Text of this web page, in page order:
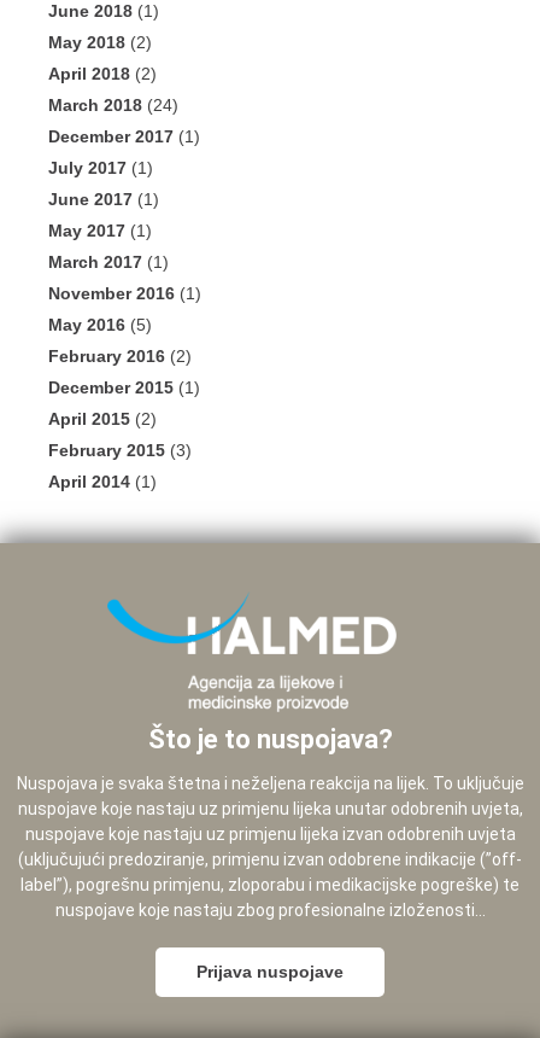
June 2018 (1)
May 2018 (2)
April 2018 (2)
March 2018 (24)
December 2017 (1)
July 2017 (1)
June 2017 (1)
May 2017 (1)
March 2017 (1)
November 2016 (1)
May 2016 (5)
February 2016 (2)
December 2015 (1)
April 2015 (2)
February 2015 (3)
April 2014 (1)
Što je to nuspojava?
Nuspojava je svaka štetna i neželjena reakcija na lijek. To uključuje
nuspojave koje nastaju uz primjenu lijeka unutar odobrenih uvjeta,
nuspojave koje nastaju uz primjenu lijeka izvan odobrenih uvjeta
(uključujući predoziranje, primjenu izvan odobrene indikacije (”off-
label”), pogrešnu primjenu, zloporabu i medikacijske pogreške) te
nuspojave koje nastaju zbog profesionalne izloženosti...
Prijava nuspojave